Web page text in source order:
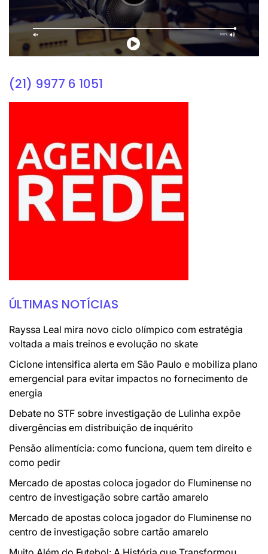
(21) 9977 6 1051
ÚLTIMAS NOTÍCIAS
Rayssa Leal mira novo ciclo olímpico com estratégia
voltada a mais treinos e evolução no skate
Ciclone intensifica alerta em São Paulo e mobiliza plano
emergencial para evitar impactos no fornecimento de
energia
Debate no STF sobre investigação de Lulinha expõe
divergências em distribuição de inquérito
Pensão alimentícia: como funciona, quem tem direito e
como pedir
Mercado de apostas coloca jogador do Fluminense no
centro de investigação sobre cartão amarelo
Mercado de apostas coloca jogador do Fluminense no
centro de investigação sobre cartão amarelo